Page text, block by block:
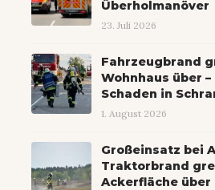
Überholmanöver
23. Juli 2026
Fahrzeugbrand
Wohnhaus über –
Schaden in
1. August 2026
Großeinsatz bei
Traktorbrand
Ackerfläche über